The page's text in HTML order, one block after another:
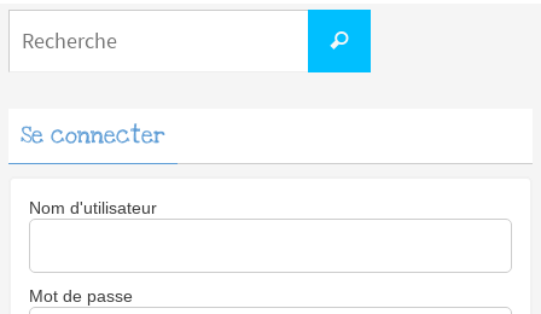
Recherche
Se connecter
Nom d'utilisateur
Mot de passe